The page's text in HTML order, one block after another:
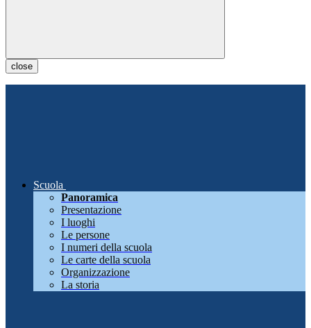
close
Scuola
Panoramica
Presentazione
I luoghi
Le persone
I numeri della scuola
Le carte della scuola
Organizzazione
La storia